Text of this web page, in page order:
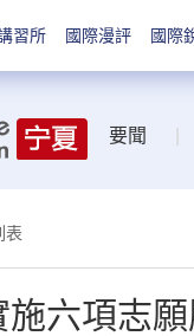
習所 國際漫評 國際
要聞
表
施六項志